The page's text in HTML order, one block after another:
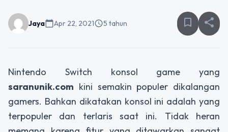
Jayacalendar_todayApr 22, 2021schedule5 tahun bookmark_border share
Nintendo Switch konsol game yang
saranunik.com kini semakin populer dikalangan
gamers. Bahkan dikatakan konsol ini adalah yang
terpopuler dan terlaris saat ini. Tidak heran